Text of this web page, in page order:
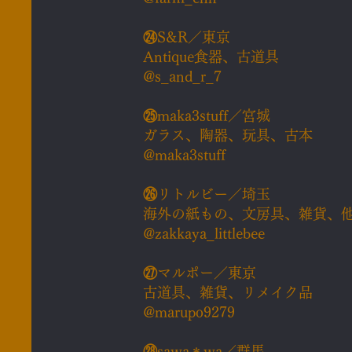
㉔S&R／東京
Antique食器、古道具
@s_and_r_7
㉕maka3stuff／宮城
ガラス、陶器、玩具、古本
@maka3stuff
㉖リトルビー／埼玉
海外の紙もの、文房具、雑貨、
@zakkaya_littlebee
㉗マルポー／東京
古道具、雑貨、リメイク品
@marupo9279